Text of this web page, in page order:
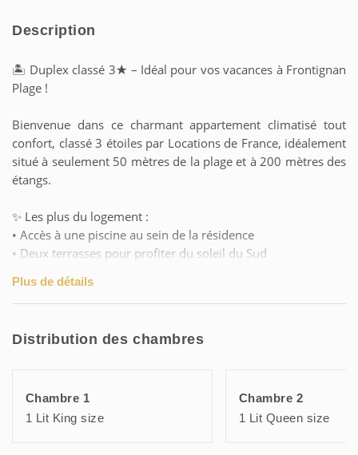
Description
🏝 Duplex classé 3★ – Idéal pour vos vacances à Frontignan
Plage !
Bienvenue dans ce charmant appartement climatisé tout
confort, classé 3 étoiles par Locations de France, idéalement
situé à seulement 50 mètres de la plage et à 200 mètres des
étangs.
✨ Les plus du logement :
• Accès à une piscine au sein de la résidence
• Deux terrasses pour profiter du soleil du Sud
conviviale pour un séjour tout en sérénité
À l’étage : pièce de vie avec cuisine ouverte, chambre, salle
terrasse, salle d’eau avec WC.
Plus de détails
Distribution des chambres
Chambre 1
1 Lit King size
Chambre 2
1 Lit Queen size